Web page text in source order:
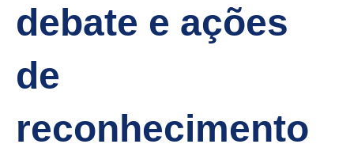
debate e ações
de
reconhecimento